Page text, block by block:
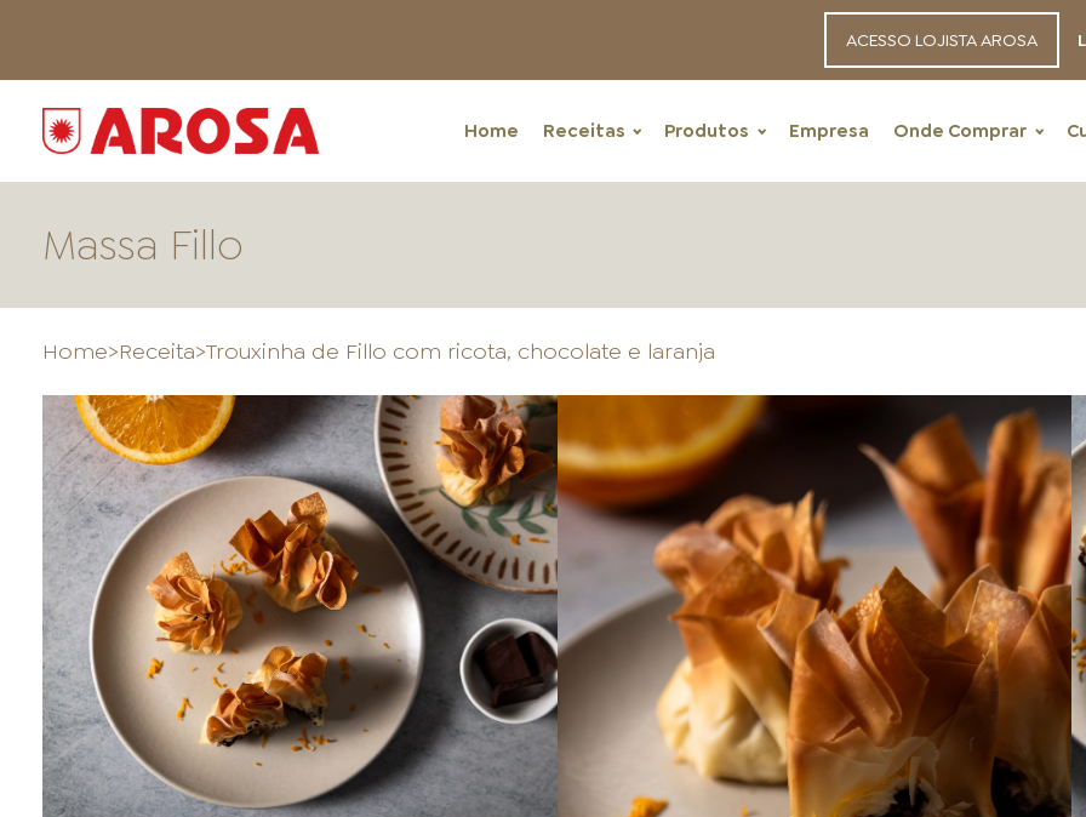
ACESSO LOJISTA AROSA
Home Receitas Produtos Empresa Onde Comprar
HOME
ONDE COMPRAR LOJAS AROSA
FOOD SERVICE EMPRESA
Massa Fillo
Home>Receita>Trouxinha de Fillo com ricota, chocolate e laranja